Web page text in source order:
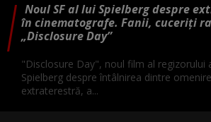
Noul SF al lui Spielberg despre
în cinematografe. Fanii, cuceriți
„Disclosure Day”
"Disclosure Day", noul film al regizorului
Spielberg despre întâlnirea dintre
extraterestră, a...